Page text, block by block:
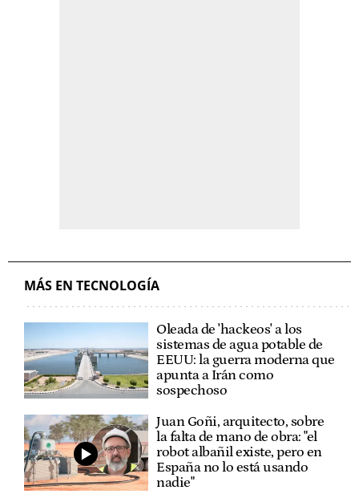
MÁS EN TECNOLOGÍA
Oleada de 'hackeos' a los
sistemas de agua potable de
EEUU: la guerra moderna que
apunta a Irán como
sospechoso
Juan Goñi, arquitecto, sobre
la falta de mano de obra: "el
robot albañil existe, pero en
España no lo está usando
nadie"